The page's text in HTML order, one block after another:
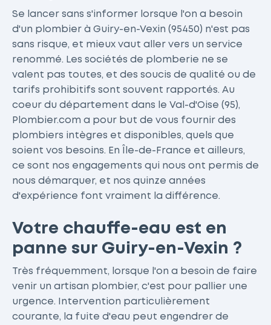
Se lancer sans s'informer lorsque l'on a besoin
d'un plombier à Guiry-en-Vexin (95450) n'est pas
sans risque, et mieux vaut aller vers un service
renommé. Les sociétés de plomberie ne se
valent pas toutes, et des soucis de qualité ou de
tarifs prohibitifs sont souvent rapportés. Au
coeur du département dans le Val-d'Oise (95),
Plombier.com a pour but de vous fournir des
plombiers intègres et disponibles, quels que
soient vos besoins. En Île-de-France et ailleurs,
ce sont nos engagements qui nous ont permis de
nous démarquer, et nos quinze années
d'expérience font vraiment la différence.
Votre chauffe-eau est en
panne sur Guiry-en-Vexin ?
Très fréquemment, lorsque l'on a besoin de faire
venir un artisan plombier, c'est pour pallier une
urgence. Intervention particulièrement
courante, la fuite d'eau peut engendrer de